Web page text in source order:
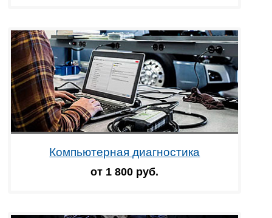
Компьютерная диагностика
от 1 800 руб.